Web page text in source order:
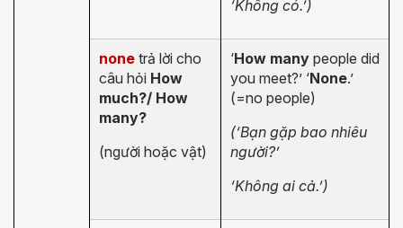
‘Không có.’)
none trả lời cho
câu hỏi How
much?/ How
many?
(người hoặc vật)
‘How many people did
you meet?’ ‘None.’
(=no people)
(‘Bạn gặp bao nhiêu
người?’
‘Không ai cả.’)